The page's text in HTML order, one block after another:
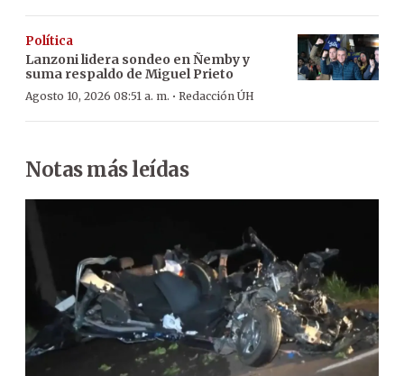
Política
Lanzoni lidera sondeo en Ñemby y
suma respaldo de Miguel Prieto
Agosto 10, 2026 08:51 a. m. · Redacción ÚH
Notas más leídas